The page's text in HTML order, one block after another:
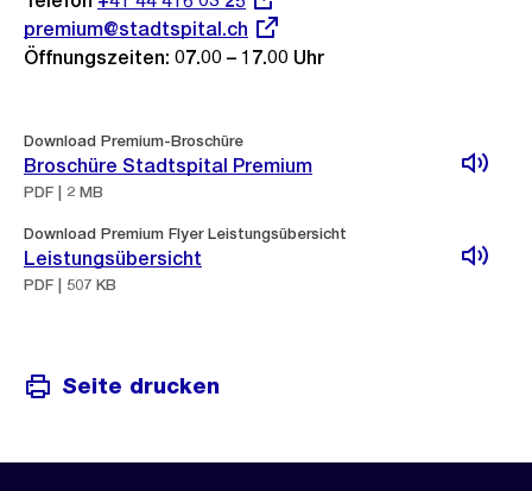
Link:
Externer
Link:
premium@stadtspital.ch
Öffnungszeiten: 07.00 – 17.00 Uhr
Download Premium-Broschüre
Broschüre Stadtspital Premium
PDF | 2 MB
Download Premium Flyer Leistungsübersicht
Leistungsübersicht
PDF | 507 KB
Seite drucken